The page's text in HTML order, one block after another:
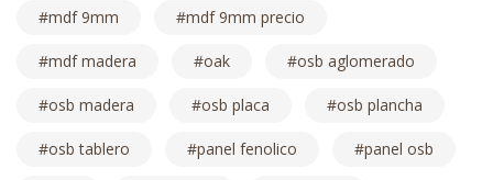
mdf 9mm mdf 9mm precio
mdf madera oak osb aglomerado
osb madera osb placa osb plancha
osb tablero panel fenolico panel osb